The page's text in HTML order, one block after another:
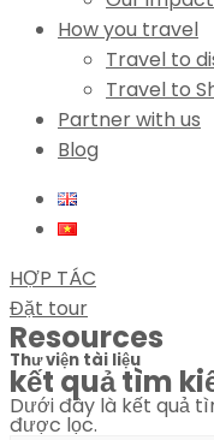
How you travel
Travel to
Travel to
Partner with us
Blog
HỢP TÁC
Đặt tour
Resources
Thư viện tài liệu
kết quả tìm
Dưới đây là kết quả
được lọc.